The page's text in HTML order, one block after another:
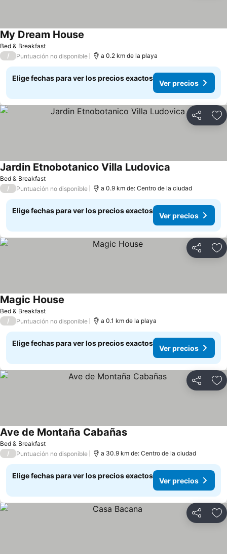
Bed & Breakfast
My Dream House
/ Puntuación no disponible a 0.2 km de la playa
Elige fechas para ver los precios exactos
Ver precios
Compartir
Bed & Breakfast
Jardin Etnobotanico Villa Ludovica
/ Puntuación no disponible a 0.9 km de: Centro de la ciudad
Elige fechas para ver los precios exactos
Ver precios
Compartir
Bed & Breakfast
Magic House
/ Puntuación no disponible a 0.1 km de la playa
Elige fechas para ver los precios exactos
Ver precios
Compartir
Bed & Breakfast
Ave de Montaña Cabañas
/ Puntuación no disponible a 30.9 km de: Centro de la ciudad
Elige fechas para ver los precios exactos
Ver precios
Compartir